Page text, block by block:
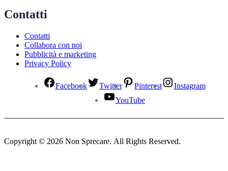
Contatti
Contatti
Collabora con noi
Pubblicità e marketing
Privacy Policy
Facebook Twitter Pinterest
Instagram
YouTube
Copyright © 2026 Non Sprecare. All Rights Reserved.